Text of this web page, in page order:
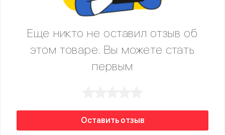
Еще никто не оставил отзыв об
этом товаре. Вы можете стать
первым
Оставить отзыв